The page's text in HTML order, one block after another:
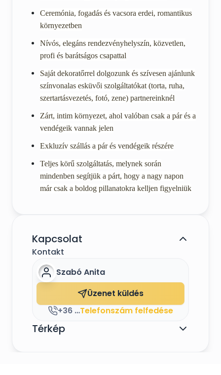
Ceremónia, fogadás és vacsora erdei, romantikus
környezetben
Nívós, elegáns rendezvényhelyszín, közvetlen,
profi és barátságos csapattal
Saját dekoratőrrel dolgozunk és szívesen ajánlunk
színvonalas esküvői szolgáltatókat (torta, ruha,
szertartásvezetés, fotó, zene) partnereinknél
Zárt, intim környezet, ahol valóban csak a pár és a
vendégeik vannak jelen
Exkluzív szállás a pár és vendégeik részére
Teljes körű szolgáltatás, melynek során
mindenben segítjük a párt, hogy a nagy napon
már csak a boldog pillanatokra kelljen figyelniük
Kapcsolat
Kontakt
Szabó Anita
Üzenet küldés
+36 70 883 2049Telefonszám felfedése
Térkép